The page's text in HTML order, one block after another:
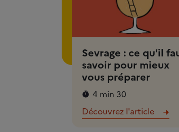
Sevrage : ce qu'il
savoir pour mieux
vous préparer
4 min 30
Découvrez l'article